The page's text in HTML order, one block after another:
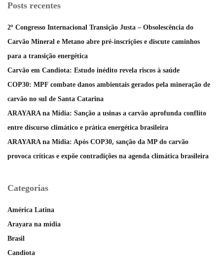
Posts recentes
2º Congresso Internacional Transição Justa – Obsolescência do
Carvão Mineral e Metano abre pré-inscrições e discute caminhos
para a transição energética
Carvão em Candiota: Estudo inédito revela riscos à saúde
COP30: MPF combate danos ambientais gerados pela mineração de
carvão no sul de Santa Catarina
ARAYARA na Mídia: Sanção a usinas a carvão aprofunda conflito
entre discurso climático e prática energética brasileira
ARAYARA na Mídia: Após COP30, sanção da MP do carvão
provoca críticas e expõe contradições na agenda climática brasileira
Categorias
América Latina
Arayara na mídia
Brasil
Candiota